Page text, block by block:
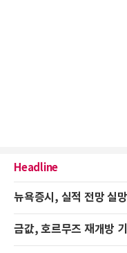
Headline
뉴욕증시, 실적 전망 실
금값, 호르무즈 재개방